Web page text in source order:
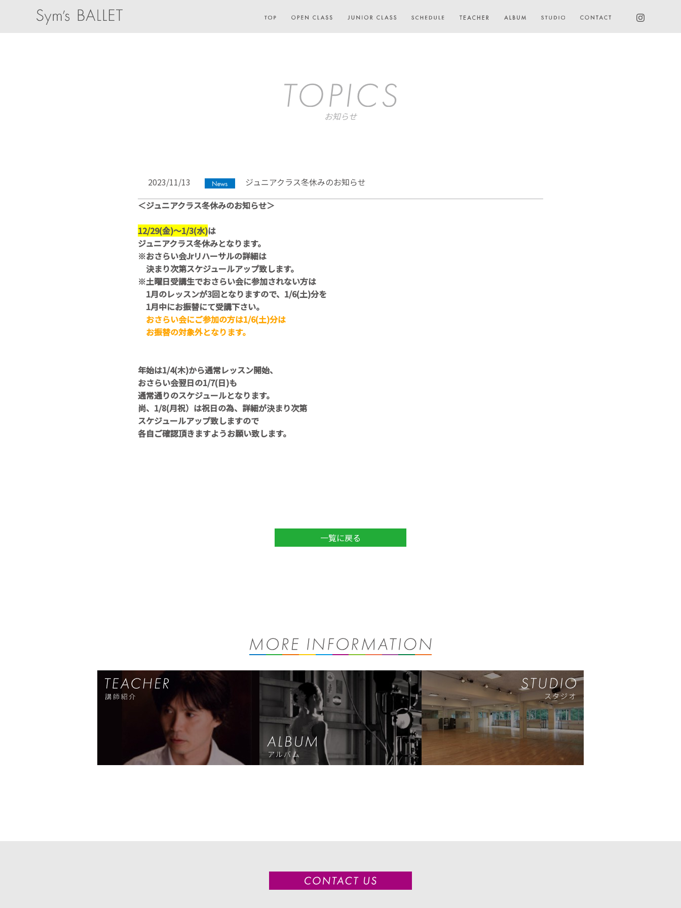
お知らせ
2023/11/13
ジュニアクラス冬休みのお知らせ
＜ジュニアクラス冬休みのお知らせ＞
12/29(金)～1/3(水)は
ジュニアクラス冬休みとなります。
※おさらい会Jrリハーサルの詳細は
決まり次第スケジュールアップ致します。
※土曜日受講生でおさらい会に参加されない方は
1月のレッスンが3回となりますので、1/6(土)分を
1月中にお振替にて受講下さい。
おさらい会にご参加の方は1/6(土)分は
お振替の対象外となります。
年始は1/4(木)から通常レッスン開始、
おさらい会翌日の1/7(日)も
通常通りのスケジュールとなります。
尚、1/8(月祝）は祝日の為、詳細が決まり次第
スケジュールアップ致しますので
各自ご確認頂きますようお願い致します。
一覧に戻る